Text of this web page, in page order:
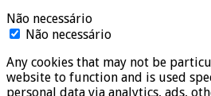
Não necessário
Não necessário
Any cookies that may not be
website to function and is used
personal data via analytics, ads,